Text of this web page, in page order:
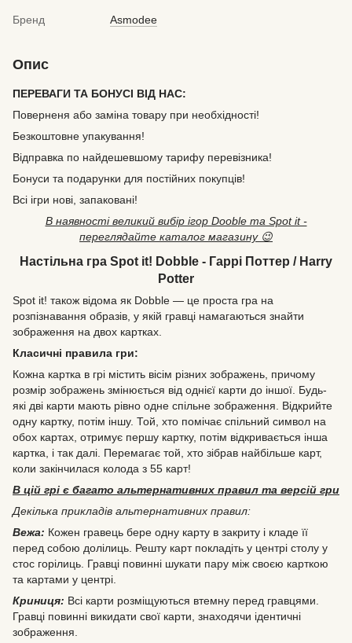
Бренд Asmodee
Опис
ПЕРЕВАГИ ТА БОНУСІ ВІД НАС:
Поверненя або заміна товару при необхідності!
Безкоштовне упакування!
Відправка по найдешевшому тарифу перевізника!
Бонуси та подарунки для постійних покупців!
Всі ігри нові, запаковані!
В наявності великий вибір ігор Dooble та Spot it -
переглядайте каталог магазину 😉
Настільна гра Spot it! Dobble - Гаррі Поттер / Harry
Potter
Spot it! також відома як Dobble — це проста гра на
розпізнавання образів, у якій гравці намагаються знайти
зображення на двох картках.
Класичні правила гри:
Кожна картка в грі містить вісім різних зображень, причому
розмір зображень змінюється від однієї карти до іншої. Будь-
які дві карти мають рівно одне спільне зображення. Відкрийте
одну картку, потім іншу. Той, хто помічає спільний символ на
обох картах, отримує першу картку, потім відкривається інша
картка, і так далі. Перемагає той, хто зібрав найбільше карт,
коли закінчилася колода з 55 карт!
В цій грі є багато альтернативних правил та версій гри
Декілька прикладів альтернативних правил:
Вежа: Кожен гравець бере одну карту в закриту і кладе її
перед собою долілиць. Решту карт покладіть у центрі столу у
стос горілиць. Гравці повинні шукати пару між своєю карткою
та картами у центрі.
Криниця: Всі карти розміщуються втемну перед гравцями.
Гравці повинні викидати свої карти, знаходячи ідентичні
зображення.